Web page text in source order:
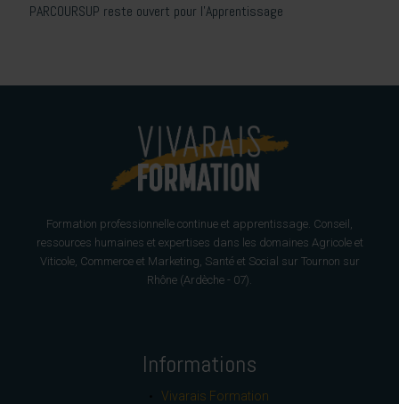
PARCOURSUP reste ouvert pour l’Apprentissage
Formation professionnelle continue et apprentissage. Conseil,
ressources humaines et expertises dans les domaines Agricole et
Viticole, Commerce et Marketing, Santé et Social sur Tournon sur
Rhône (Ardèche - 07).
Informations
Vivarais Formation